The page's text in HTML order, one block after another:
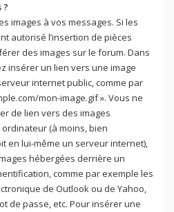
?
images à vos messages. Si les
autorisé l’insertion de pièces
des images sur le forum. Dans
insérer un lien vers une image
internet public, comme par
mon-image.gif ». Vous ne
de lien vers des images
(à moins, bien
en lui-même un serveur internet),
hébergées derrière un
comme par exemple les
de Outlook ou de Yahoo,
de passe, etc. Pour insérer une